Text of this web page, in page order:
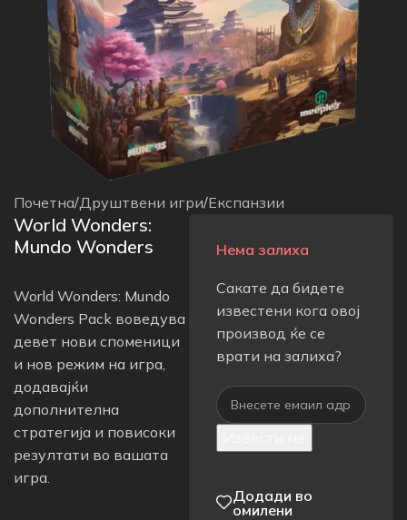
Почетна/Друштвени игри/Експанзии
World Wonders:
Mundo Wonders
World Wonders: Mundo
Wonders Pack воведува
девет нови споменици
и нов режим на игра,
додавајќи
дополнителна
стратегија и повисоки
резултати во вашата
игра.
Нема залиха
Сакате да бидете
известени кога овој
производ ќе се
врати на залиха?
Додади во
омилени